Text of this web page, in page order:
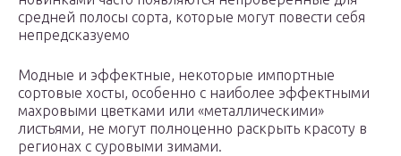
средней полосы сорта, которые могут повести себя
непредсказуемо
Модные и эффектные, некоторые импортные
сортовые хосты, особенно с наиболее эффектными
махровыми цветками или «металлическими»
листьями, не могут полноценно раскрыть красоту в
регионах с суровыми зимами.